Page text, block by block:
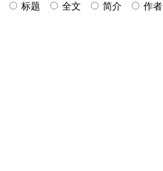
标题 全文 简介
作者